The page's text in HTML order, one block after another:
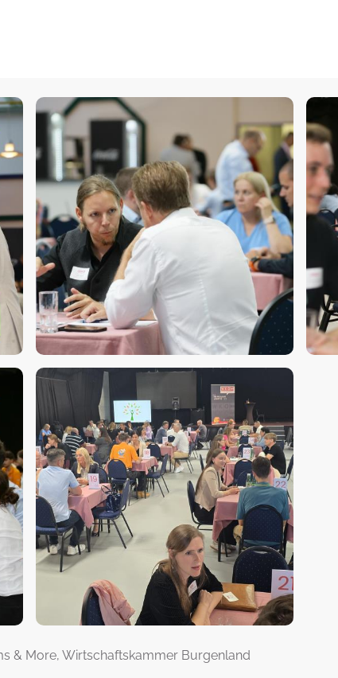
& More, Wirtschaftskammer Burgenland